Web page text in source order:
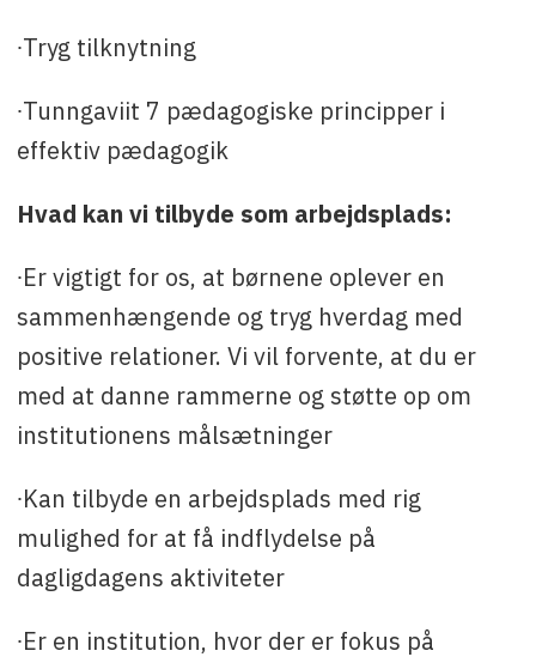
∙Tryg tilknytning
∙Tunngaviit 7 pædagogiske principper i
effektiv pædagogik
Hvad kan vi tilbyde som arbejdsplads:
∙Er vigtigt for os, at børnene oplever en
sammenhængende og tryg hverdag med
positive relationer. Vi vil forvente, at du er
med at danne rammerne og støtte op om
institutionens målsætninger
∙Kan tilbyde en arbejdsplads med rig
mulighed for at få indflydelse på
dagligdagens aktiviteter
∙Er en institution, hvor der er fokus på